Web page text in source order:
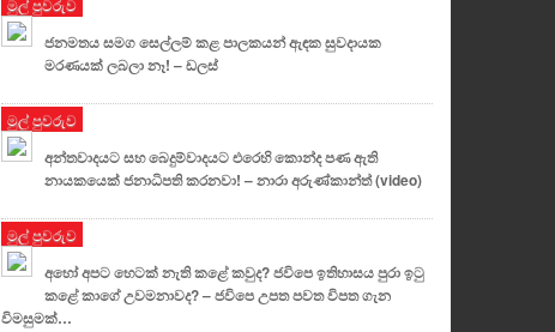
මුල් පුවරුව
ජනමතය සමග සෙල්ලම් කළ පාලකයන් ඇඳක සුවදායක
මරණයක් ලබලා නෑ! – ඩලස්
මුල් පුවරුව
අන්තවාදයට සහ බෙදුම්වාදයට එරෙහි කොන්ද පණ ඇති
නායකයෙක් ජනාධිපති කරනවා! – නාරා අරුණ්කාන්ත් (video)
මුල් පුවරුව
අහෝ අපට හෙටක් නැති කළේ කවුද? ජවිපෙ ඉතිහාසය පුරා ඉටු
කළේ කාගේ උවමනාවද? – ජවිපෙ උපත පවත විපත ගැන
විමසුමක්…